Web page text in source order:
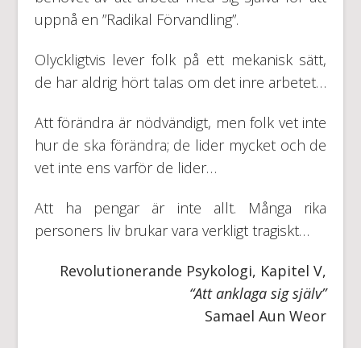
uppnå en ”Radikal Förvandling”.
Olyckligtvis lever folk på ett mekanisk sätt,
de har aldrig hört talas om det inre arbetet…
Att förändra är nödvändigt, men folk vet inte
hur de ska förändra; de lider mycket och de
vet inte ens varför de lider…
Att ha pengar är inte allt. Många rika
personers liv brukar vara verkligt tragiskt…
Revolutionerande Psykologi, Kapitel V,
“Att anklaga sig själv”
Samael Aun Weor